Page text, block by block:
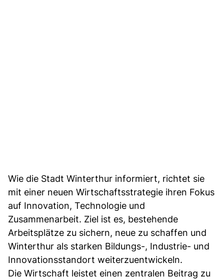
Wie die Stadt Winterthur informiert, richtet sie
mit einer neuen Wirtschaftsstrategie ihren Fokus
auf Innovation, Technologie und
Zusammenarbeit. Ziel ist es, bestehende
Arbeitsplätze zu sichern, neue zu schaffen und
Winterthur als starken Bildungs-, Industrie- und
Innovationsstandort weiterzuentwickeln.
Die Wirtschaft leistet einen zentralen Beitrag zu